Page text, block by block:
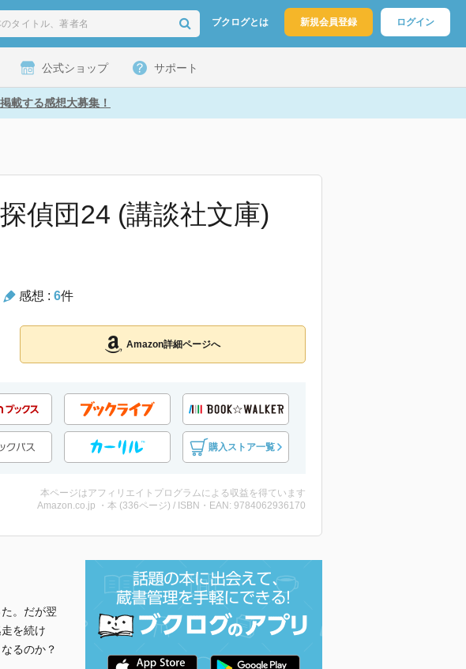
ブクログとは 新規会員登録 ログイン
公式ショップ サポート
載する感想大募集！
偵団24 (講談社文庫)
感想 : 6件
Amazon詳細ページへ
購入ストア一覧
本ページはアフィリエイトプログラムによる収益を得ています
Amazon.co.jp ・本 (336ページ) / ISBN・EAN: 9784062936170
。だが翌
を続け
るのか？